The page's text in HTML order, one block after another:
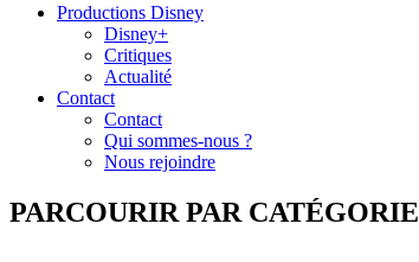
Productions Disney
Disney+
Critiques
Actualité
Contact
Contact
Qui sommes-nous ?
Nous rejoindre
PARCOURIR PAR CATÉGORIE